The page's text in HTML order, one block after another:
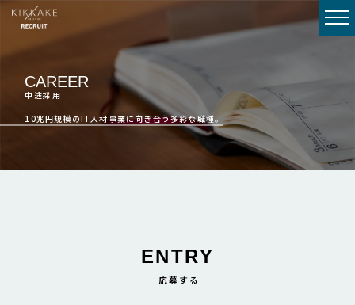
CAREER
中途採用
10兆円規模のIT人材事業に向き合う多彩な職種。
ENTRY
応募する